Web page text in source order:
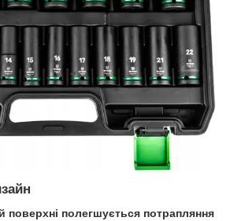
поверхні полегшується потрапляння